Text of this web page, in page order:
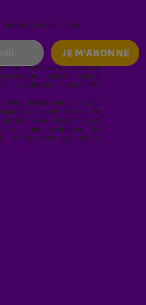
(le lundi matin)
ce formulaire, j’accepte
saisies soient
le cadre de ma demande
vous désabonner à tout
sur le lien en bas de
Pour obtenir plus
sur nos pratiques de
rendez-vous sur notre